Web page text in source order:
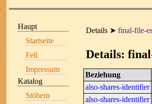
Haupt
Startseite
Fell
Impressum
Katalog
Stöbern
Details final-file-
Details:
Beziehung
also-shares-identifier
also-shares-identifier